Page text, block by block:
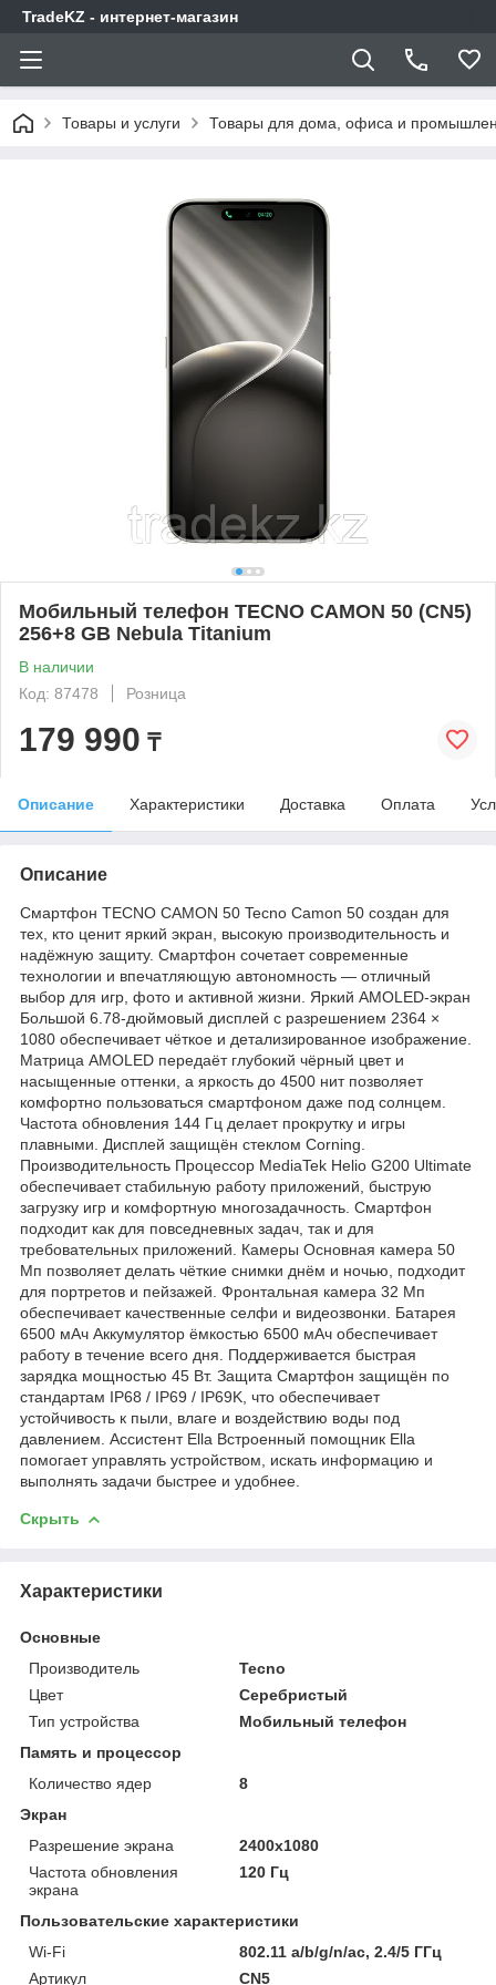
TradeKZ - интернет-магазин
Товары и услуги Товары для дома, офиса и
Мобильный телефон TECNO CAMON 50 (CN5)
256+8 GB Nebula Titanium
В наличии
Код: 87478
Розница
179 990 ₸
Описание Характеристики Доставка Оплата
Описание
Смартфон TECNO CAMON 50 Tecno Camon 50 создан для
тех, кто ценит яркий экран, высокую производительность и
надёжную защиту. Смартфон сочетает современные
технологии и впечатляющую автономность — отличный
выбор для игр, фото и активной жизни. Яркий AMOLED-экран
Большой 6.78-дюймовый дисплей с разрешением 2364 ×
1080 обеспечивает чёткое и детализированное изображение.
Матрица AMOLED передаёт глубокий чёрный цвет и
насыщенные оттенки, а яркость до 4500 нит позволяет
комфортно пользоваться смартфоном даже под солнцем.
Частота обновления 144 Гц делает прокрутку и игры
плавными. Дисплей защищён стеклом Corning.
Производительность Процессор MediaTek Helio G200 Ultimate
обеспечивает стабильную работу приложений, быструю
загрузку игр и комфортную многозадачность. Смартфон
подходит как для повседневных задач, так и для
требовательных приложений. Камеры Основная камера 50
Мп позволяет делать чёткие снимки днём и ночью, подходит
для портретов и пейзажей. Фронтальная камера 32 Мп
обеспечивает качественные селфи и видеозвонки. Батарея
6500 мАч Аккумулятор ёмкостью 6500 мАч обеспечивает
работу в течение всего дня. Поддерживается быстрая
зарядка мощностью 45 Вт. Защита Смартфон защищён по
стандартам IP68 / IP69 / IP69K, что обеспечивает
устойчивость к пыли, влаге и воздействию воды под
давлением. Ассистент Ella Встроенный помощник Ella
помогает управлять устройством, искать информацию и
выполнять задачи быстрее и удобнее.
Скрыть
Характеристики
Основные
Производитель
Tecno
Цвет
Серебристый
Тип устройства
Мобильный телефон
Память и процессор
Количество ядер
8
Экран
Разрешение экрана
2400x1080
Частота обновления
экрана
120 Гц
Пользовательские характеристики
Wi-Fi
802.11 a/b/g/n/ac, 2.4/5 ГГц
Артикул
CN5